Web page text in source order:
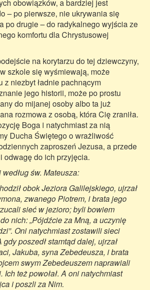
obowiązków, a bardziej jest
– po pierwsze, nie ukrywania się
po drugie – do radykalnego wyjścia ze
komfortu dla Chrystusowej
na korytarzu do tej dziewczyny,
szkole się wyśmiewają, może
z niezbyt ładnie pachnącym
jego historii, może po prostu
do mijanej osoby albo ta już
rozmowa z osobą, która Cię zraniła.
Boga i natychmiast za nią
Ducha Świętego o wrażliwość
zaproszeń Jezusa, a przede
odwagę do ich przyjęcia.
św. Mateusza:
obok Jeziora Galilejskiego, ujrzał
zwanego Piotrem, i brata jego
sieć w jezioro; byli bowiem
nich: „Pójdźcie za Mną, a uczynię
Oni natychmiast zostawili sieci
poszedł stamtąd dalej, ujrzał
Jakuba, syna Zebedeusza, i brata
swym Zebedeuszem naprawiali
Ich też powołał. A oni natychmiast
i poszli za Nim.